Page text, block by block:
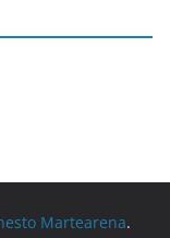
Martearena.